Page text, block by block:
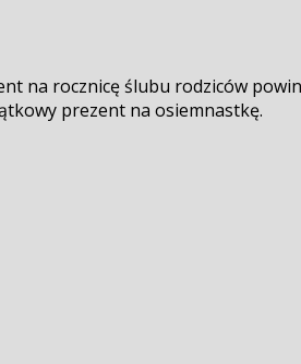
na rocznicę ślubu rodziców
prezent na osiemnastkę.